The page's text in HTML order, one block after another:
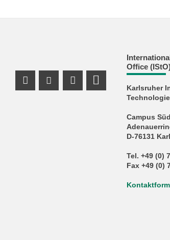
Office
Karlsruher
Campus Süd
D-76131
Tel. +49 (0)
Fax +49 (0)
Instagram Profil
Youtube Profil
Facebook Profil
RSS-Feed